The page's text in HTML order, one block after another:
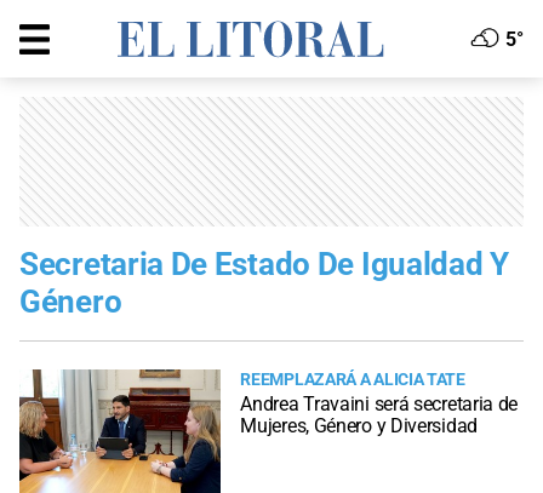
5°
Secretaria De Estado De Igualdad Y
Género
REEMPLAZARÁ A ALICIA TATE
Andrea Travaini será secretaria de
Mujeres, Género y Diversidad